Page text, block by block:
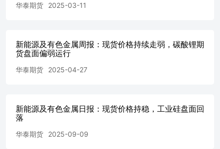
力求报告内容客观、公正，但本报告所载的观点、结论和建
的，需在允许的范围内使用，并注明出处为“华泰期货研究
的引用、删节和修改。本公司保留追究相关责任的权力。所
记均为本公司的商标、服务标记及标记。华泰期货有限公司
镇明珠三街1号10层1001-1004、1011-1016房
华泰期货 2025-03-11
新能源及有色金属周报：现货价格持续走弱，碳酸锂期
货盘面偏弱运行
华泰期货 2025-04-27
新能源及有色金属日报：现货价格持稳，工业硅盘面回
落
华泰期货 2025-09-09